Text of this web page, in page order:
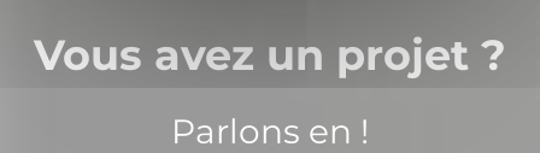
Vous avez un projet ?
Parlons en !